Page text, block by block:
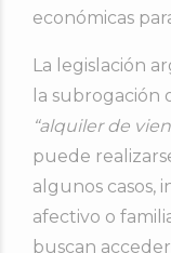
económicas
La legislación
la subrogación
“alquiler de
puede
algunos casos,
afectivo o
buscan